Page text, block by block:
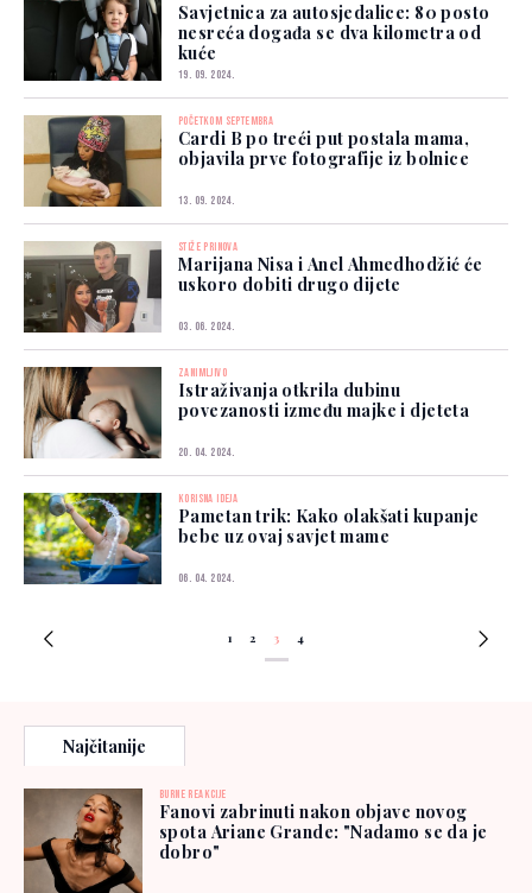
Savjetnica za autosjedalice: 80 posto
nesreća događa se dva kilometra od
kuće
19. 09. 2024.
POČETKOM SEPTEMBRA
Cardi B po treći put postala mama,
objavila prve fotografije iz bolnice
13. 09. 2024.
STIŽE PRINOVA
Marijana Nisa i Anel Ahmedhodžić će
uskoro dobiti drugo dijete
03. 06. 2024.
ZANIMLJIVO
Istraživanja otkrila dubinu
povezanosti između majke i djeteta
20. 04. 2024.
KORISNA IDEJA
Pametan trik: Kako olakšati kupanje
bebe uz ovaj savjet mame
06. 04. 2024.
1 2 3 4
Najčitanije
BURNE REAKCIJE
Fanovi zabrinuti nakon objave novog
spota Ariane Grande: "Nadamo se da je
dobro"